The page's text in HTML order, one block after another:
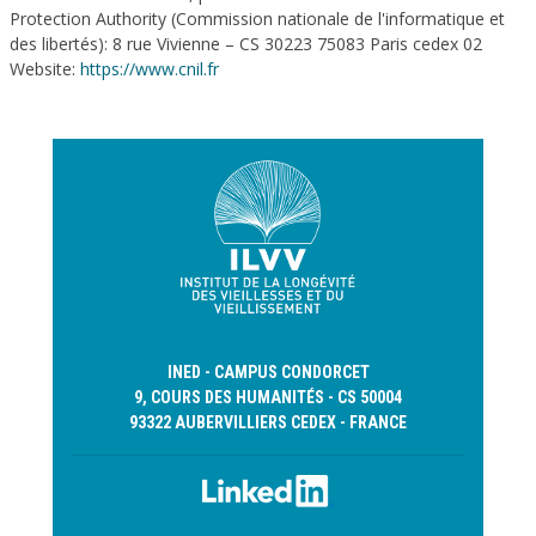
Protection Authority (Commission nationale de l'informatique et
des libertés): 8 rue Vivienne – CS 30223 75083 Paris cedex 02
Website: https://www.cnil.fr
INED - CAMPUS CONDORCET
9, COURS DES HUMANITÉS - CS 50004
93322 AUBERVILLIERS CEDEX - FRANCE